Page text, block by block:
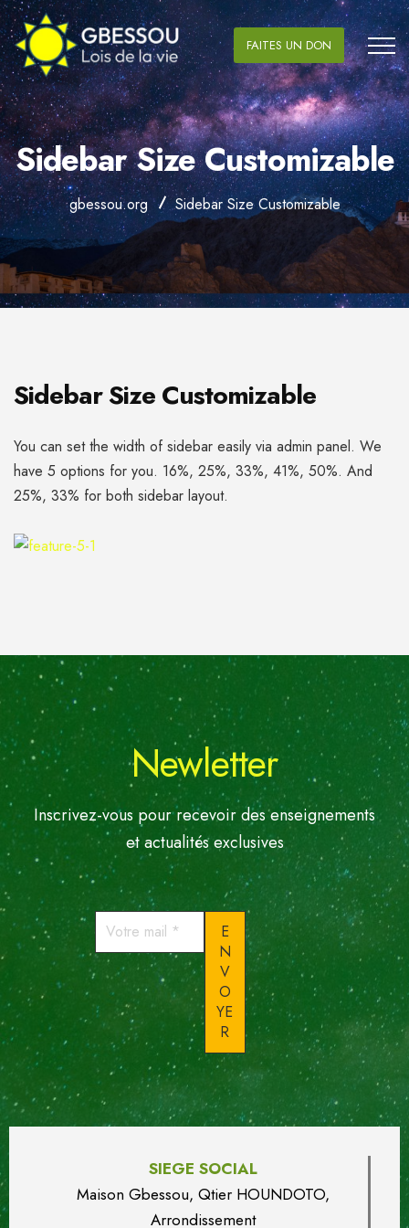
FAITES UN DON
Sidebar Size Customizable
gbessou.org Sidebar Size Customizable
Sidebar Size Customizable
You can set the width of sidebar easily via admin panel. We
have 5 options for you. 16%, 25%, 33%, 41%, 50%. And
25%, 33% for both sidebar layout.
Newletter
Inscrivez-vous pour recevoir des enseignements
et actualités exclusives
Votre
mail
SIEGE SOCIAL
Maison Gbessou, Qtier HOUNDOTO,
Arrondissement